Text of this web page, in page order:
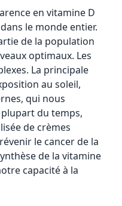
en vitamine D
le monde entier.
de la population
optimaux. Les
La principale
au soleil,
qui nous
du temps,
de crèmes
le cancer de la
de la vitamine
capacité à la